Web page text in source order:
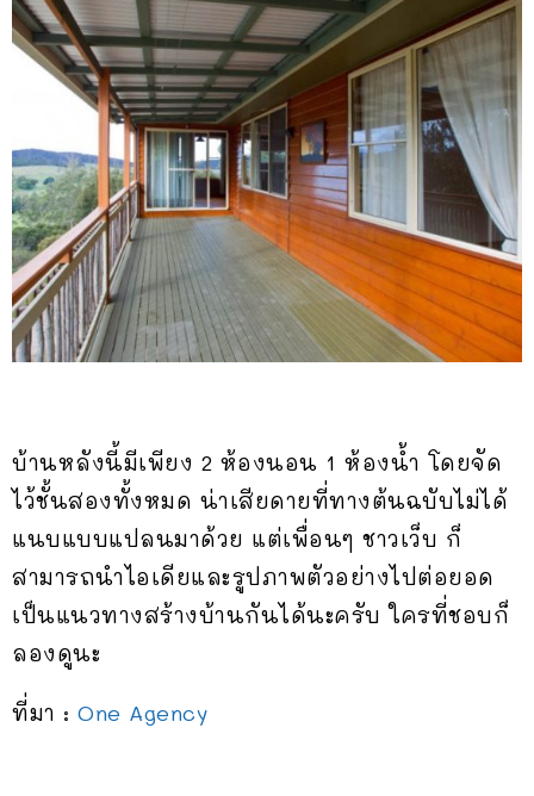
บ้านหลังนี้มีเพียง 2 ห้องนอน 1 ห้องน้ำ โดยจัด
ไว้ชั้นสองทั้งหมด น่าเสียดายที่ทางต้นฉบับไม่ได้
แนบแบบแปลนมาด้วย แต่เพื่อนๆ ชาวเว็บ ก็
สามารถนำไอเดียและรูปภาพตัวอย่างไปต่อยอด
เป็นแนวทางสร้างบ้านกันได้นะครับ ใครที่ชอบก็
ลองดูนะ
ที่มา : One Agency